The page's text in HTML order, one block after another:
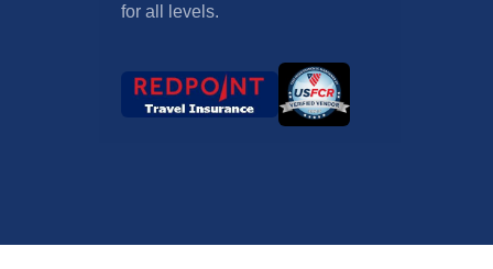
for all levels.